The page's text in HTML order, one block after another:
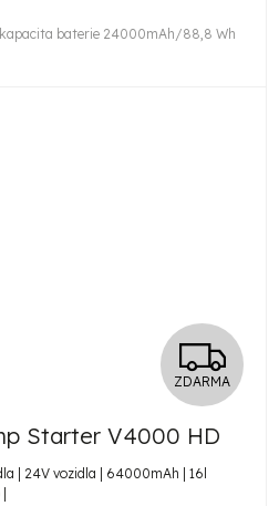
baterie 24000mAh/88,8 Wh
Z
D
ZDARMA
Starter V4000 HD
| 24V vozidla | 64000mAh | 16l